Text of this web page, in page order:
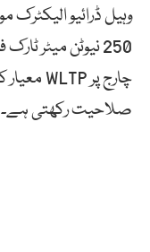
صلاحیت رکھتی ہے۔